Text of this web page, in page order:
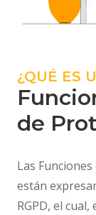
¿QUÉ ES
de
Las
están
RGPD, el